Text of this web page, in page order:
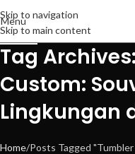
Skip to navigation
Skip to main content
Menu
Tag
Custom:
Lingkungan
Home Posts Tagged
18
JUN